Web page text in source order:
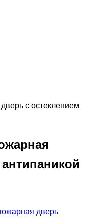
с остеклением